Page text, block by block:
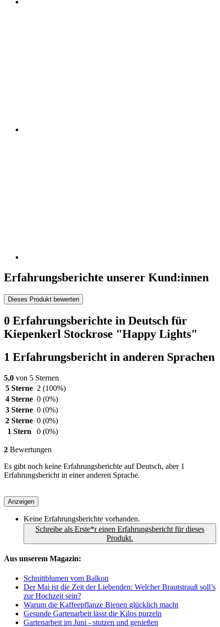
Erfahrungsberichte unserer Kund:innen
Dieses Produkt bewerten
0 Erfahrungsberichte in Deutsch für
Kiepenkerl Stockrose "Happy Lights"
1 Erfahrungsbericht in anderen Sprachen
5,0 von 5 Sternen
5 Sterne 2 (100%)
4 Sterne 0 (0%)
3 Sterne 0 (0%)
2 Sterne 0 (0%)
1 Stern
0 (0%)
2 Bewertungen
Es gibt noch keine Erfahrungsberichte auf Deutsch, aber 1
Erfahrungsbericht in einer anderen Sprache.
Anzeigen
Keine Erfahrungsberichte vorhanden.
Schreibe als Erste*r einen Erfahrungsbericht für dieses
Produkt.
Aus unserem Magazin:
Schnittblumen vom Balkon
Der Mai ist die Zeit der Liebenden: Welcher Brautstrauß soll’s
zur Hochzeit sein?
Warum die Kaffeepflanze Bienen glücklich macht
Gesunde Gartenarbeit lässt die Kilos purzeln
Gartenarbeit im Juni - stutzen und genießen